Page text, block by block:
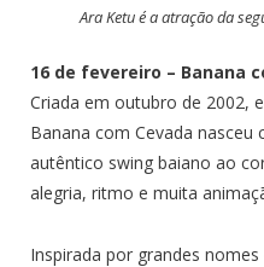
Ara Ketu é a atração da
16 de fevereiro – Banana
Criada em outubro de 2002,
Banana com Cevada
autêntico swing baiano ao
alegria, ritmo e muita
Inspirada por grandes